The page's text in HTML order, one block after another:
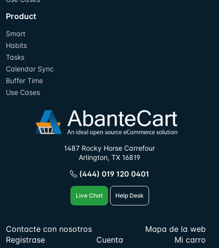
Product
Smart
Habits
Tasks
Calendar Sync
Buffer Time
Use Cases
1487 Rocky Horse Carrefour
Arlington, TX 16819
(444) 019 120 0401
Live Chat Help Desk
Contacte con nosotros
Mapa de la web
Registrase
Cuenta Mi carro